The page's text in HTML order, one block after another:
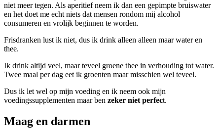
niet meer tegen. Als aperitief neem ik dan een gepimpte bruiswater
en het doet me echt niets dat mensen rondom mij alcohol
consumeren en vrolijk beginnen te worden.
Frisdranken lust ik niet, dus ik drink alleen alleen maar water en
thee.
Ik drink altijd veel, maar teveel groene thee in verhouding tot water.
Twee maal per dag eet ik groenten maar misschien wel teveel.
Dus ik let wel op mijn voeding en ik neem ook mijn
voedingssupplementen maar ben zeker niet perfect.
Maag en darmen